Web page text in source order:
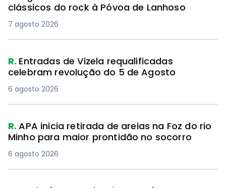
clássicos do rock à Póvoa de Lanhoso
7 agosto 2026
R. Entradas de Vizela requalificadas
celebram revolução do 5 de Agosto
6 agosto 2026
R.APA inicia retirada de areias na Foz do rio
Minho para maior prontidão no socorro
6 agosto 2026